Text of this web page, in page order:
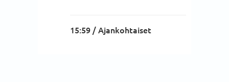
15:59 /Ajankohtaiset